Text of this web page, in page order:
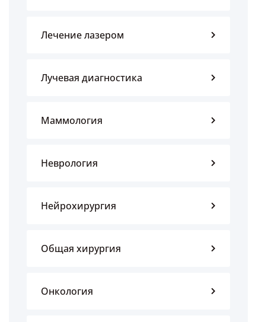
Лечение лазером
Лучевая диагностика
Маммология
Неврология
Нейрохирургия
Общая хирургия
Онкология